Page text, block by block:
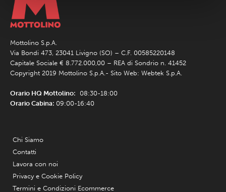
Mottolino S.p.A.
Via Bondi 473, 23041 Livigno (SO) – C.F. 00585220148
Capitale Sociale € 8.772.000,00 – REA di Sondrio n. 41452
Copyright 2019 Mottolino S.p.A.- Sito Web: Webtek S.p.A.
Orario HQ Mottolino: 08:30-18:00
Orario Cabina: 09:00-16:40
Chi Siamo
Contatti
Lavora con noi
Privacy e Cookie Policy
Termini e Condizioni Ecommerce